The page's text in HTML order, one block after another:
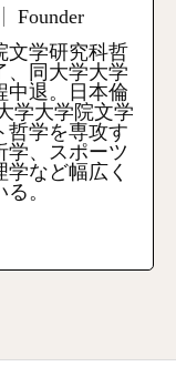
Founder
文学研究科哲
、同大学大学
中退。日本倫
学大学院文学
哲学を専攻す
学、スポーツ
など幅広く
。